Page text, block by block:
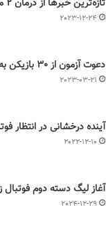
تازه‌ترین خبرها از درمان ۲ ملی‌پوش فوتبال زنان
2023-12-24
دعوت آزمون از 30 بازیکن به اردوی تیم ملی
2023-03-21
آینده درخشانی در انتظار
2022-12-10
آغاز لیگ دسته دوم فوتبال
2024-12-29